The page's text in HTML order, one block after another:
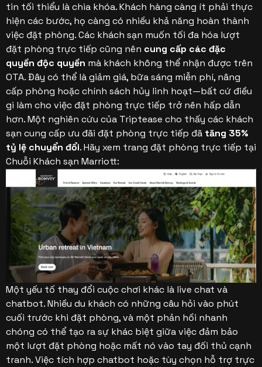
tin tối thiểu là chìa khóa. Khách hàng càng ít phải thực
hiện các bước, họ càng có nhiều khả năng hoàn thành
việc đặt phòng.Các khách sạn muốn tối đa hóa lượt
đặt phòng trực tiếp cũng nên cung cấp các đặc
quyền độc quyền mà khách không thể nhận được trên
OTA. Đây có thể là giảm giá, bữa sáng miễn phí, nâng
cấp phòng hoặc chính sách hủy linh hoạt—bất cứ điều
gì làm cho việc đặt phòng trực tiếp trở nên hấp dẫn
hơn. Một nghiên cứu của Triptease cho thấy các khách
sạn cung cấp ưu đãi đặt phòng trực tiếp đã tăng 35%
tỷ lệ chuyển đổi.Hãy xem trang đặt phòng trực tiếp tại
Chuỗi Khách sạn Marriott:
Một yếu tố thay đổi cuộc chơi khác là live chat và
chatbot. Nhiều du khách có những câu hỏi vào phút
cuối trước khi đặt phòng, và một phản hồi nhanh
chóng có thể tạo ra sự khác biệt giữa việc đảm bảo
một lượt đặt phòng hoặc mất nó vào tay đối thủ cạnh
tranh. Việc tích hợp chatbot hoặc tùy chọn hỗ trợ trực